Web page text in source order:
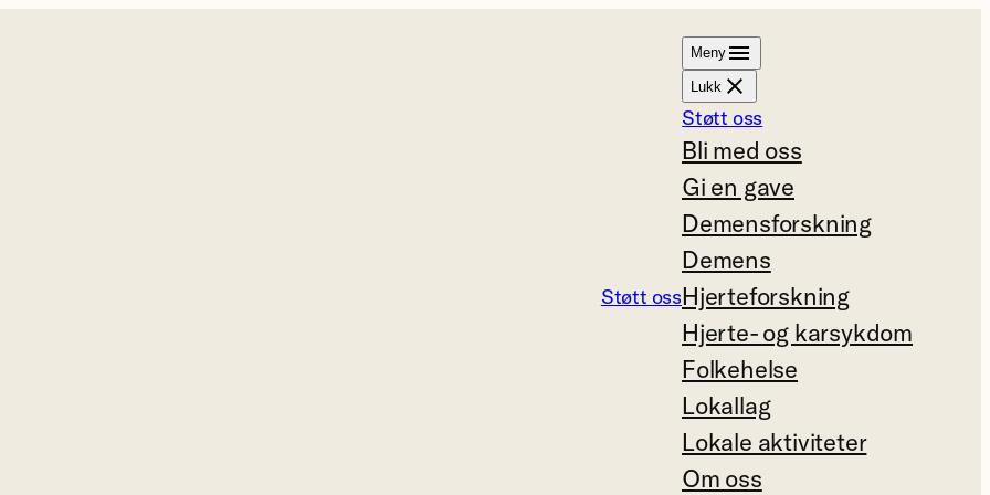
Støtt oss
Meny
Lukk
Støtt oss
Bli med oss
Gi en gave
Demensforskning
Demens
Hjerteforskning
Hjerte- og karsykdom
Folkehelse
Lokallag
Lokale aktiviteter
Om oss